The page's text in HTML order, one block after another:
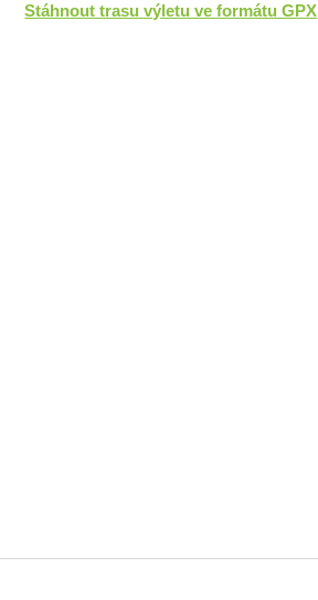
Stáhnout trasu výletu ve formátu GPX